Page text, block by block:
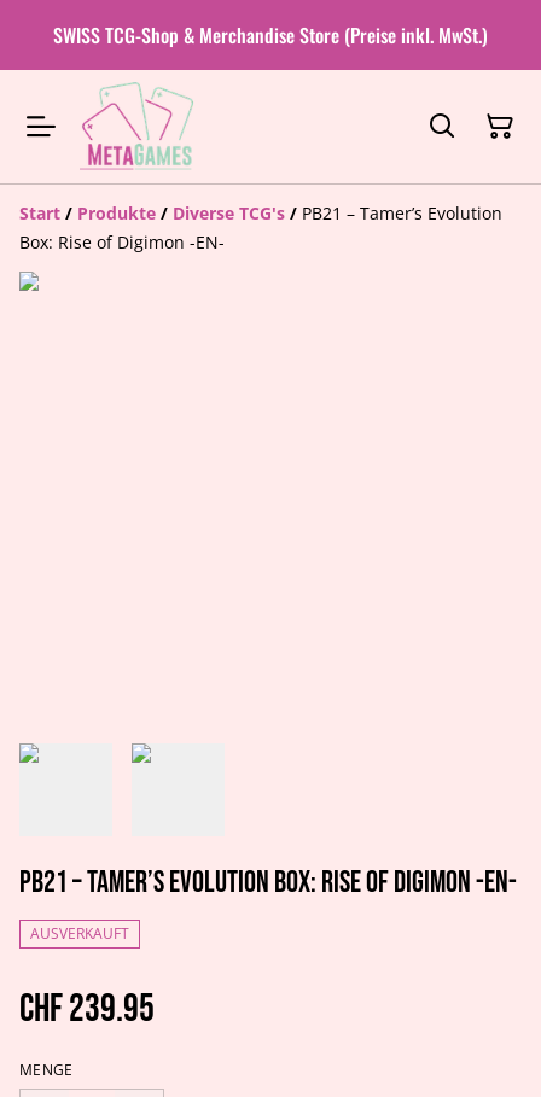
SWISS TCG-Shop & Merchandise Store (Preise inkl. MwSt.)
Start / Produkte / Diverse TCG's / PB21 – Tamer’s Evolution
Box: Rise of Digimon -EN-
PB21 – Tamer’s Evolution Box: Rise of Digimon -EN-
AUSVERKAUFT
CHF 239.95
MENGE